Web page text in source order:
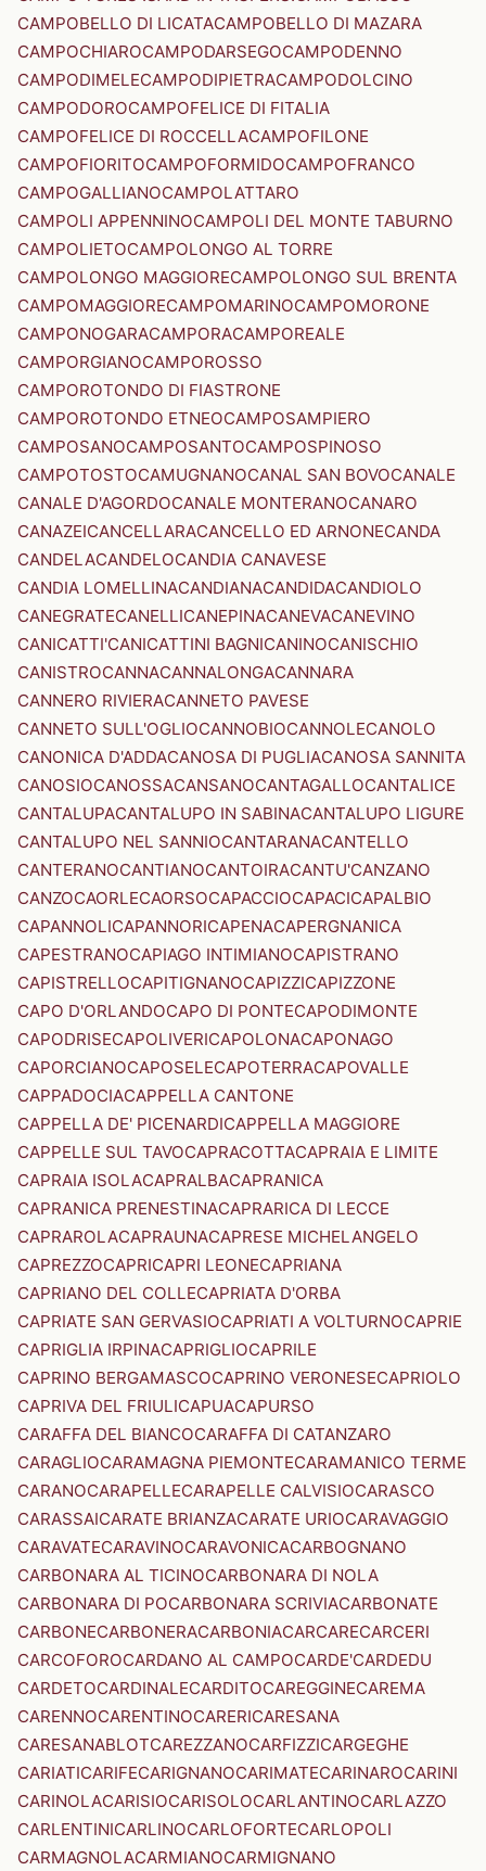
CAMPOBELLO DI LICATACAMPOBELLO DI MAZARA
CAMPOCHIAROCAMPODARSEGOCAMPODENNO
CAMPODIMELECAMPODIPIETRACAMPODOLCINO
CAMPODOROCAMPOFELICE DI FITALIA
CAMPOFELICE DI ROCCELLACAMPOFILONE
CAMPOFIORITOCAMPOFORMIDOCAMPOFRANCO
CAMPOGALLIANOCAMPOLATTARO
CAMPOLI APPENNINOCAMPOLI DEL MONTE TABURNO
CAMPOLIETOCAMPOLONGO AL TORRE
CAMPOLONGO MAGGIORECAMPOLONGO SUL BRENTA
CAMPOMAGGIORECAMPOMARINOCAMPOMORONE
CAMPONOGARACAMPORACAMPOREALE
CAMPORGIANOCAMPOROSSO
CAMPOROTONDO DI FIASTRONE
CAMPOROTONDO ETNEOCAMPOSAMPIERO
CAMPOSANOCAMPOSANTOCAMPOSPINOSO
CAMPOTOSTOCAMUGNANOCANAL SAN BOVOCANALE
CANALE D'AGORDOCANALE MONTERANOCANARO
CANAZEICANCELLARACANCELLO ED ARNONECANDA
CANDELACANDELOCANDIA CANAVESE
CANDIA LOMELLINACANDIANACANDIDACANDIOLO
CANEGRATECANELLICANEPINACANEVACANEVINO
CANICATTI'CANICATTINI BAGNICANINOCANISCHIO
CANISTROCANNACANNALONGACANNARA
CANNERO RIVIERACANNETO PAVESE
CANNETO SULL'OGLIOCANNOBIOCANNOLECANOLO
CANONICA D'ADDACANOSA DI PUGLIACANOSA SANNITA
CANOSIOCANOSSACANSANOCANTAGALLOCANTALICE
CANTALUPACANTALUPO IN SABINACANTALUPO LIGURE
CANTALUPO NEL SANNIOCANTARANACANTELLO
CANTERANOCANTIANOCANTOIRACANTU'CANZANO
CANZOCAORLECAORSOCAPACCIOCAPACICAPALBIO
CAPANNOLICAPANNORICAPENACAPERGNANICA
CAPESTRANOCAPIAGO INTIMIANOCAPISTRANO
CAPISTRELLOCAPITIGNANOCAPIZZICAPIZZONE
CAPO D'ORLANDOCAPO DI PONTECAPODIMONTE
CAPODRISECAPOLIVERICAPOLONACAPONAGO
CAPORCIANOCAPOSELECAPOTERRACAPOVALLE
CAPPADOCIACAPPELLA CANTONE
CAPPELLA DE' PICENARDICAPPELLA MAGGIORE
CAPPELLE SUL TAVOCAPRACOTTACAPRAIA E LIMITE
CAPRAIA ISOLACAPRALBACAPRANICA
CAPRANICA PRENESTINACAPRARICA DI LECCE
CAPRAROLACAPRAUNACAPRESE MICHELANGELO
CAPREZZOCAPRICAPRI LEONECAPRIANA
CAPRIANO DEL COLLECAPRIATA D'ORBA
CAPRIATE SAN GERVASIOCAPRIATI A VOLTURNOCAPRIE
CAPRIGLIA IRPINACAPRIGLIOCAPRILE
CAPRINO BERGAMASCOCAPRINO VERONESECAPRIOLO
CAPRIVA DEL FRIULICAPUACAPURSO
CARAFFA DEL BIANCOCARAFFA DI CATANZARO
CARAGLIOCARAMAGNA PIEMONTECARAMANICO TERME
CARANOCARAPELLECARAPELLE CALVISIOCARASCO
CARASSAICARATE BRIANZACARATE URIOCARAVAGGIO
CARAVATECARAVINOCARAVONICACARBOGNANO
CARBONARA AL TICINOCARBONARA DI NOLA
CARBONARA DI POCARBONARA SCRIVIACARBONATE
CARBONECARBONERACARBONIACARCARECARCERI
CARCOFOROCARDANO AL CAMPOCARDE'CARDEDU
CARDETOCARDINALECARDITOCAREGGINECAREMA
CARENNOCARENTINOCARERICARESANA
CARESANABLOTCAREZZANOCARFIZZICARGEGHE
CARIATICARIFECARIGNANOCARIMATECARINAROCARINI
CARINOLACARISIOCARISOLOCARLANTINOCARLAZZO
CARLENTINICARLINOCARLOFORTECARLOPOLI
CARMAGNOLACARMIANOCARMIGNANO